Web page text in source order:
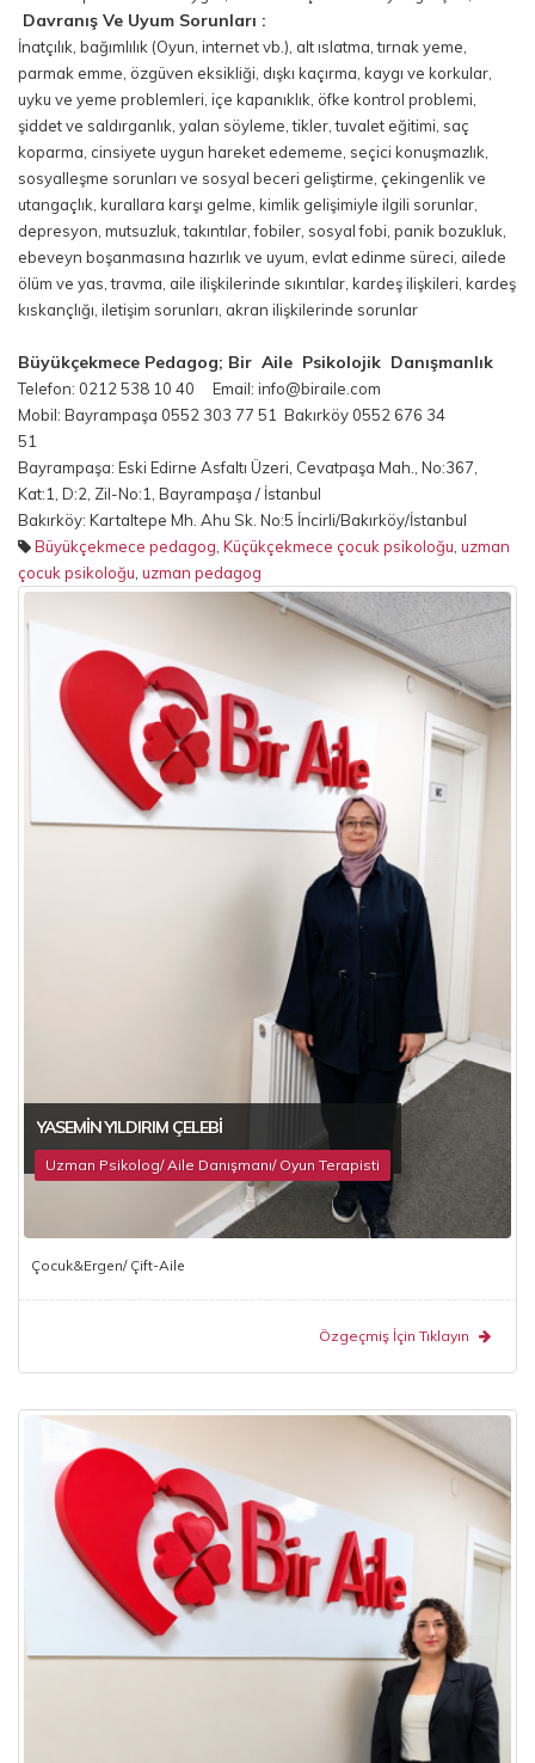
Davranış Ve Uyum Sorunları :
İnatçılık, bağımlılık (Oyun, internet vb.), alt ıslatma, tırnak yeme,
parmak emme, özgüven eksikliği, dışkı kaçırma, kaygı ve korkular,
uyku ve yeme problemleri, içe kapanıklık, öfke kontrol problemi,
şiddet ve saldırganlık, yalan söyleme, tikler, tuvalet eğitimi, saç
koparma, cinsiyete uygun hareket edememe, seçici konuşmazlık,
sosyalleşme sorunları ve sosyal beceri geliştirme, çekingenlik ve
utangaçlık, kurallara karşı gelme, kimlik gelişimiyle ilgili sorunlar,
depresyon, mutsuzluk, takıntılar, fobiler, sosyal fobi, panik bozukluk,
ebeveyn boşanmasına hazırlık ve uyum, evlat edinme süreci, ailede
ölüm ve yas, travma, aile ilişkilerinde sıkıntılar, kardeş ilişkileri, kardeş
kıskançlığı, iletişim sorunları, akran ilişkilerinde sorunlar
Büyükçekmece Pedagog; Bir Aile Psikolojik Danışmanlık
Telefon: 0212 538 10 40 Email: info@biraile.com
Mobil: Bayrampaşa 0552 303 77 51 Bakırköy 0552 676 34
51
Bayrampaşa: Eski Edirne Asfaltı Üzeri, Cevatpaşa Mah., No:367,
Kat:1, D:2, Zil-No:1, Bayrampaşa / İstanbul
Bakırköy: Kartaltepe Mh. Ahu Sk. No:5 İncirli/Bakırköy/İstanbul
Büyükçekmece pedagog Küçükçekmece çocuk psikoloğu uzman
çocuk psikoloğu uzman pedagog
YASEMIN YILDIRIM ÇELEBI
Uzman Psikolog/ Aile Danışmanı/ Oyun Terapisti
Çocuk&Ergen/ Çift-Aile
Özgeçmiş İçin Tıklayın